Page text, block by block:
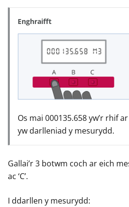
Enghraifft
Os mai 000135.658 yw’r rhif
yw darlleniad y mesurydd.
Gallai’r 3 botwm coch ar eich
ac ‘C’.
I ddarllen y mesurydd: